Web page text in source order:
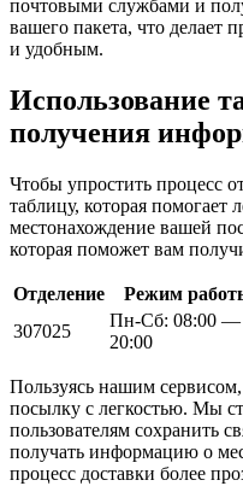
почтовыми службами и
вашего пакета, что делает
и удобным.
Использование
получения
Чтобы упростить процесс
таблицу, которая помогает
местонахождение вашей
которая поможет вам
Отделение Режим
307025
Пн-Сб: 08:00 —
20:00
Пользуясь нашим
посылку с легкостью. Мы
пользователям сохранить
получать информацию о
процесс доставки более